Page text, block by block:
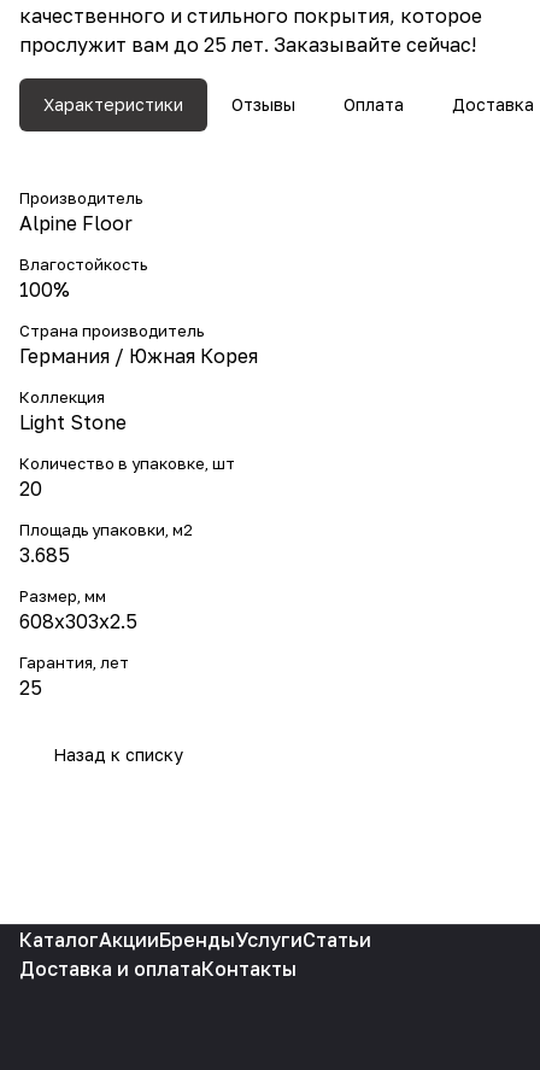
качественного и стильного покрытия, которое
прослужит вам до 25 лет. Заказывайте сейчас!
Характеристики Отзывы Оплата Доставка
Производитель
Alpine Floor
Влагостойкость
100%
Страна производитель
Германия / Южная Корея
Коллекция
Light Stone
Количество в упаковке, шт
20
Площадь упаковки, м2
3.685
Размер, мм
608x303x2.5
Гарантия, лет
25
Назад к списку
КаталогАкцииБрендыУслугиСтатьи
Доставка и оплатаКонтакты